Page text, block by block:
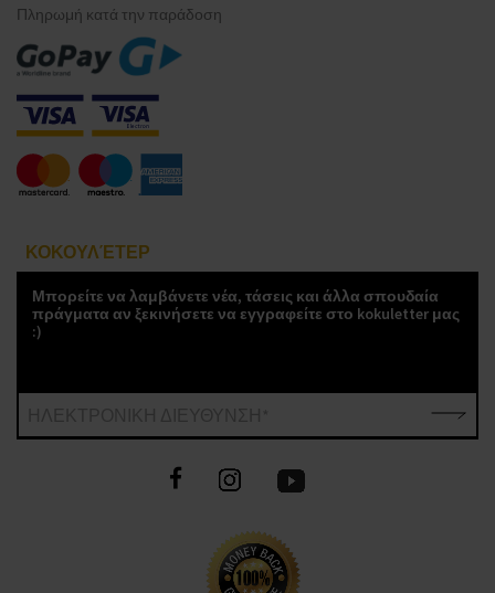
Πληρωμή κατά την παράδοση
ΚΟΚΟΥΛΈΤΕΡ
Μπορείτε να λαμβάνετε νέα, τάσεις και άλλα σπουδαία
πράγματα αν ξεκινήσετε να εγγραφείτε στο kokuletter μας
:)